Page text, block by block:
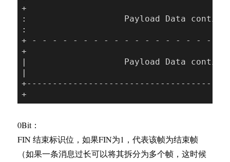
+
:                   Payload Data
:
+ - - - - - - - - - - - - - - - - - - -
|                   Payload Data
|
0Bit：
FIN 结束标识位，如果FIN为1，代表该帧为结束帧
（如果一条消息过长可以将其拆分为多个帧，这时候